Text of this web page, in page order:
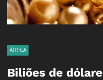
ÁFRICA
Biliões de